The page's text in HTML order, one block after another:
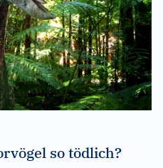
so tödlich?